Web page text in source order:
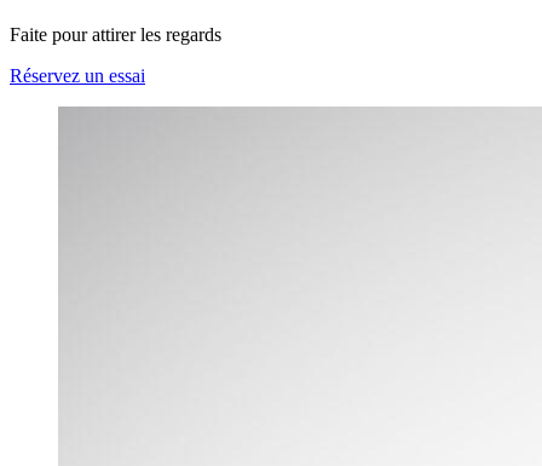
Faite pour attirer les regards
Réservez un essai